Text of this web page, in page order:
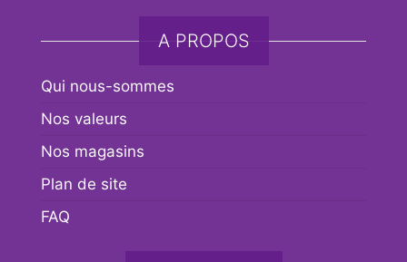
A PROPOS
Qui nous-sommes
Nos valeurs
Nos magasins
Plan de site
FAQ